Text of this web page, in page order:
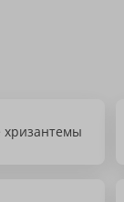
хризантемы